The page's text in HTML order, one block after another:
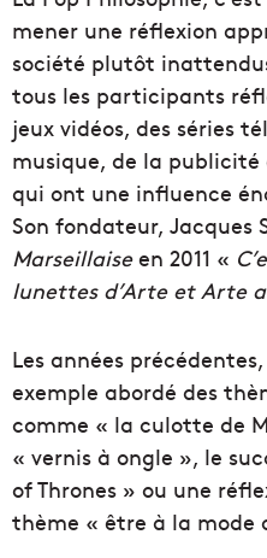
mener une réflexion
société plutôt
tous les participants
jeux vidéos, des séries
musique, de la publicité
qui ont une influence
Son fondateur, Jacques
Marseillaiseen 2011 «
lunettes d’Arte et Arte
Les années
exemple abordé des
comme « la culotte de
« vernis à ongle », le
of Thrones » ou une
thème « être à la mode